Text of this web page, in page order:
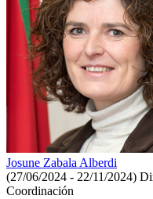
Josune Zabala Alberdi
(27/06/2024 - 22/11/2024)
Coordinación